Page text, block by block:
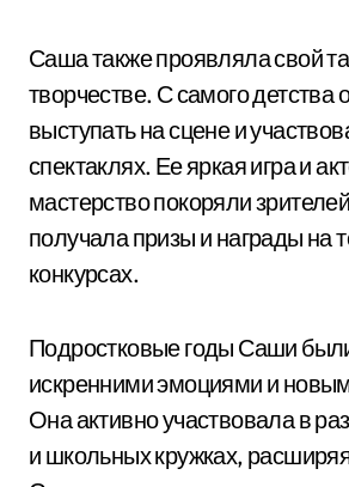
Саша также проявляла свой
творчестве. С самого детства
выступать на сцене и
спектаклях. Ее яркая игра и
мастерство покоряли
получала призы и награды на
конкурсах.
Подростковые годы Саши
искренними эмоциями и
Она активно участвовала в
и школьных кружках,